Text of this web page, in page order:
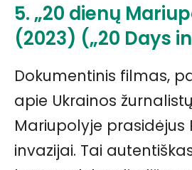
5. „20 dienų
(2023) („20 Days
Dokumentinis filmas,
apie Ukrainos
Mariupolyje prasidėjus
invazijai. Tai